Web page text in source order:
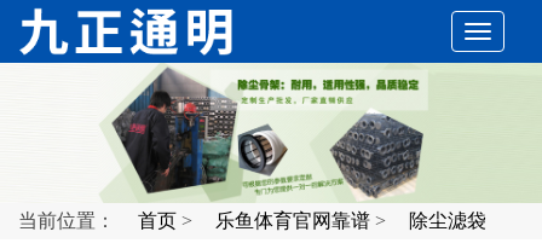
切
导
当前位置： 首页 > 乐鱼体育官网靠谱 > 除尘滤袋